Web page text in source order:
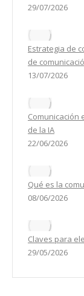
29/07/2026
Estrategia de
de
13/07/2026
Comunicación
de la IA
22/06/2026
Qué es la
08/06/2026
Claves para
29/05/2026